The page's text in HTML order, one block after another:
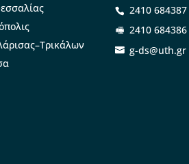
2410 684387
2410 684386
g-ds@uth.gr